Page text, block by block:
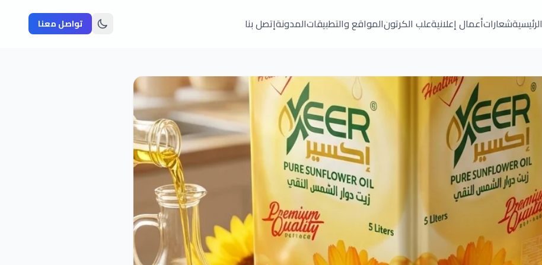
الرئيسيةشعاراتأعمال إعلانيةعلب الكرتونالمواقع والتطبيقاتالمدونةإتصل بنا تواصل معنا